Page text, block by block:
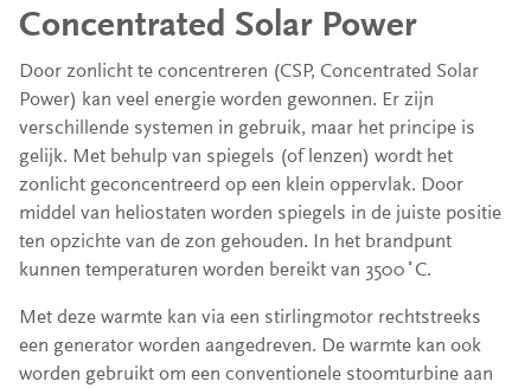
Concentrated Solar Power
Door zonlicht te concentreren (CSP, Concentrated Solar
Power) kan veel energie worden gewonnen. Er zijn
verschillende systemen in gebruik, maar het principe is
gelijk. Met behulp van spiegels (of lenzen) wordt het
zonlicht geconcentreerd op een klein oppervlak. Door
middel van heliostaten worden spiegels in de juiste positie
ten opzichte van de zon gehouden. In het brandpunt
kunnen temperaturen worden bereikt van 3500˚C.
Met deze warmte kan via een stirlingmotor rechtstreeks
een generator worden aangedreven. De warmte kan ook
worden gebruikt om een conventionele stoomturbine aan